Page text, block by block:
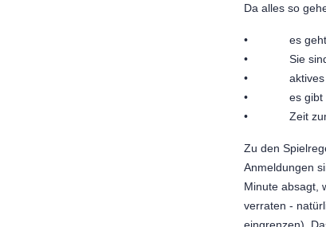
Da alles so
• es geht um
• Sie sind
• aktives
• es gibt
• Zeit zum
Zu den
Anmeldungen
Minute absagt,
verraten -